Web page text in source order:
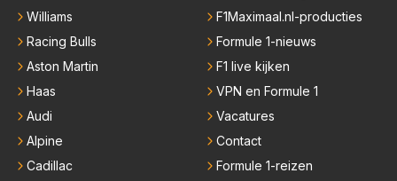
Williams
Racing Bulls
Aston Martin
Haas
Audi
Alpine
Cadillac
F1Maximaal.nl-producties
Formule 1-nieuws
F1 live kijken
VPN en Formule 1
Vacatures
Contact
Formule 1-reizen